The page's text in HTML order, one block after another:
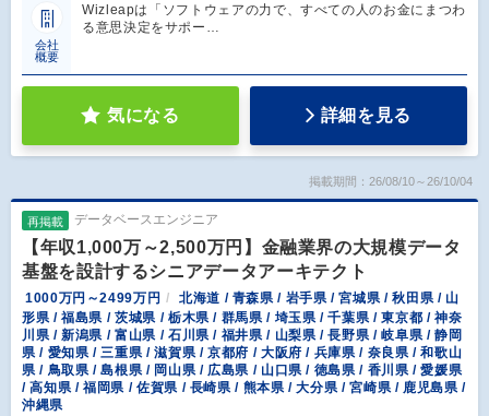
会社
概要
Wizleapは「ソフトウェアの力で、すべての人のお金にまつわ
る意思決定をサポー…
気になる 詳細を見る
掲載期間：26/08/10～26/10/04
再掲載 データベースエンジニア
【年収1,000万～2,500万円】金融業界の大規模データ
基盤を設計するシニアデータアーキテクト
1000万円～2499万円
北海道 / 青森県 / 岩手県 / 宮城県 / 秋田県 / 山
形県 / 福島県 / 茨城県 / 栃木県 / 群馬県 / 埼玉県 / 千葉県 / 東京都 / 神奈
川県 / 新潟県 / 富山県 / 石川県 / 福井県 / 山梨県 / 長野県 / 岐阜県 / 静岡
県 / 愛知県 / 三重県 / 滋賀県 / 京都府 / 大阪府 / 兵庫県 / 奈良県 / 和歌山
県 / 鳥取県 / 島根県 / 岡山県 / 広島県 / 山口県 / 徳島県 / 香川県 / 愛媛県
/ 高知県 / 福岡県 / 佐賀県 / 長崎県 / 熊本県 / 大分県 / 宮崎県 / 鹿児島県 /
沖縄県